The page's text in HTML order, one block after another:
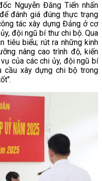
Nguyễn Đăng Tiến nhấn
đánh giá đúng thực trạng
tác xây dựng Đảng ở cơ
đội ngũ bí thư chi bộ. Qua
tiêu biểu; rút ra những kinh
nâng cao trình độ, kiến
của các chi ủy, đội ngũ bí
cầu xây dựng chi bộ trong